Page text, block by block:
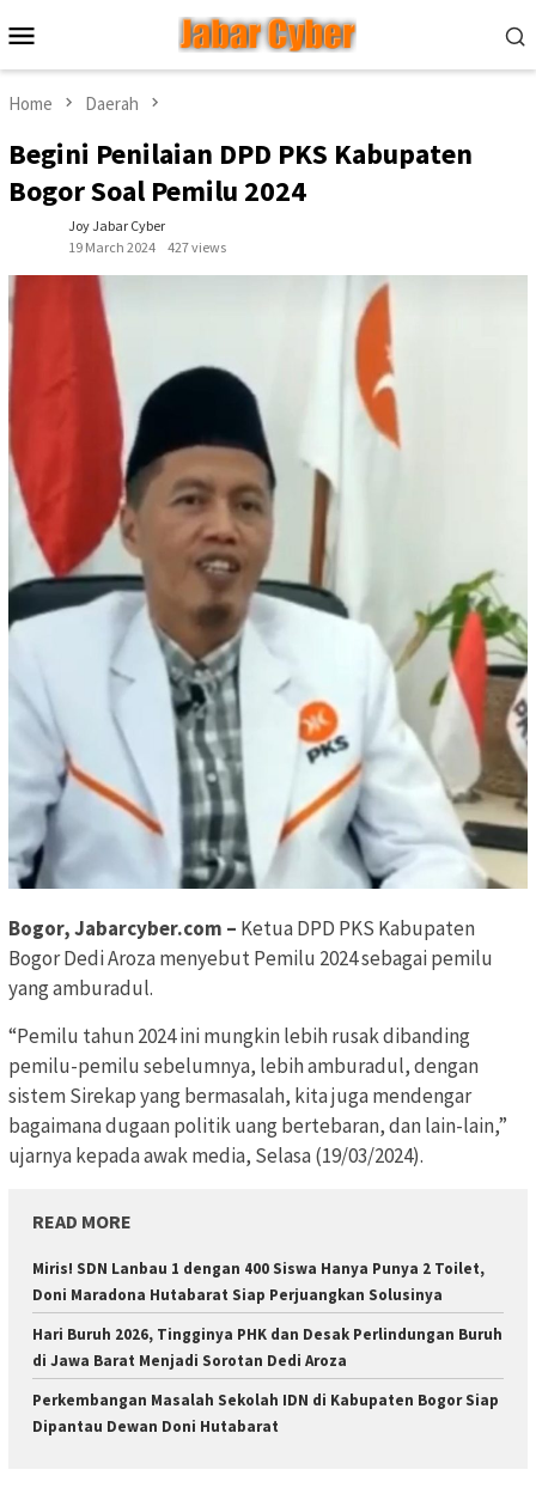
to
contentMenu
Home Daerah
Begini Penilaian DPD PKS Kabupaten
Bogor Soal Pemilu 2024
Joy Jabar Cyber
19 March 2024
427 views
Bogor, Jabarcyber.com – Ketua DPD PKS Kabupaten
Bogor Dedi Aroza menyebut Pemilu 2024 sebagai pemilu
yang amburadul.
“Pemilu tahun 2024 ini mungkin lebih rusak dibanding
pemilu-pemilu sebelumnya, lebih amburadul, dengan
sistem Sirekap yang bermasalah, kita juga mendengar
bagaimana dugaan politik uang bertebaran, dan lain-lain,”
ujarnya kepada awak media, Selasa (19/03/2024).
READ MORE
Miris! SDN Lanbau 1 dengan 400 Siswa Hanya Punya 2 Toilet,
Doni Maradona Hutabarat Siap Perjuangkan Solusinya
Hari Buruh 2026, Tingginya PHK dan Desak Perlindungan Buruh
di Jawa Barat Menjadi Sorotan Dedi Aroza
Perkembangan Masalah Sekolah IDN di Kabupaten Bogor Siap
Dipantau Dewan Doni Hutabarat